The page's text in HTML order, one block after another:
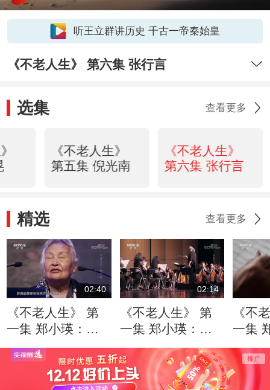
听王立群讲历史 千古一帝秦始皇
《不老人生》 第六集 张行言
选集 查看更多
《不老人生》
第五集 倪光南
《不老人生》
第六集 张行言
精选 查看更多
02:40
《不老人生》 第
一集 郑小瑛：她
为交响乐的义务讲
解坚持至今
02:14
《不老人生》 第
一集 郑小瑛：
《土楼回响》中国
大型交响乐上演的
最高历史纪录
《不
一集
中国
女指挥